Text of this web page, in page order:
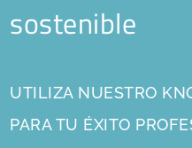
sostenible
UTILIZA NUESTRO
PARA TU ÉXITO